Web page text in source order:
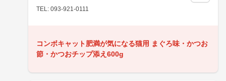
TEL: 093-921-0111
コンボキャット肥満が気になる猫用 まぐろ味・かつお
節・かつおチップ添え600g